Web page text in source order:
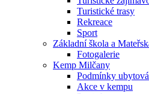
Turistické trasy
Rekreace
Sport
Základní škola a
Fotogalerie
Kemp Milčany
Podmínky
Akce v kempu